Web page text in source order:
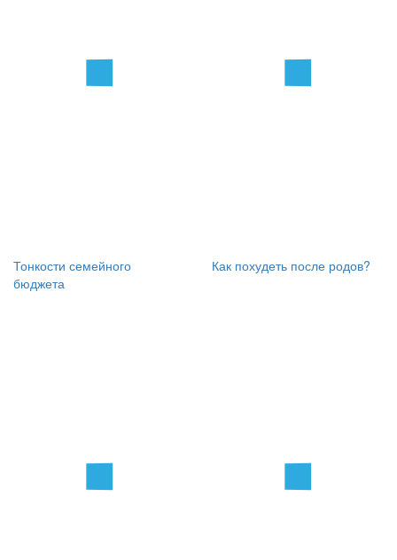
Тонкости семейного
бюджета
Как похудеть после родов?